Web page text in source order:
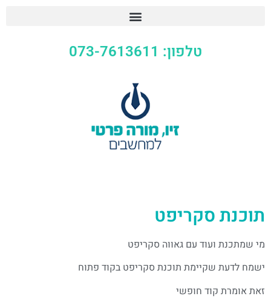
טלפון: 073-7613611
תוכנת סקריפט
מי שמתכנת ועוד עם גאווה סקריפט
ישמח לדעת שקיימת תוכנת סקריפט בקוד פתוח
זאת אומרת קוד חופשי